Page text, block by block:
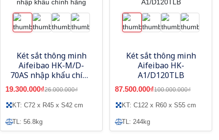
Két sắt thông minh
Aifeibao HK-M/D-
70AS nhập khẩu chính
hãng
19.300.000₫26.000.000₫
KT: C72 x R45 x S42 cm
TL: 56.8kg
Két sắt thông minh
Aifeibao HK-
A1/D120TLB
87.500.000₫100.000.000₫
KT: C122 x R60 x S55 cm
TL: 244kg